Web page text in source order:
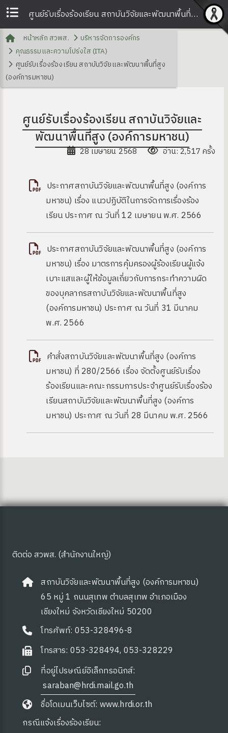
ศูนย์รับเรื่องร้องเรียน สถาบันวิจัยและพัฒนาพื้นที่สูง (องค์การมหาชน) | สวพส.
หน้าหลัก สวพส.
บริหารจัดการองค์กร
คุณธรรมและความโปร่งใส (ITA)
ศูนย์รับเรื่องร้องเรียน สถาบันวิจัยและพัฒนาพื้นที่สูง
(องค์การมหาชน)
ศูนย์รับเรื่องร้องเรียน สถาบันวิจัยและ
พัฒนาพื้นที่สูง (องค์การมหาชน)
28 เมษายน 2568 อ่าน: 2,517 ครั้ง
ประกาศสถาบันวิจัยและพัฒนาพื้นที่สูง (องค์การ
มหาชน) เรื่อง แนวปฏิบัติในการจัดการเรื่องร้อง
เรียน ประกาศ ณ วันที่ 12 เมษายน พ.ศ. 2566
ประกาศสถาบันวิจัยและพัฒนาพื้นที่สูง (องค์การ
มหาชน) เรื่อง มาตรการคุ้มครองผู้ร้องเรียนผู้แจ้ง
เบาะแสและผู้ให้ข้อมูลเกี่ยวกับการกระทำความผิด
ของบุคลากรสถาบันวิจัยและพัฒนาพื้นที่สูง
(องค์การมหาชน) ประกาศ ณ วันที่ 31 มีนาคม
พ.ศ. 2566
คำสั่งสถาบันวิจัยและพัฒนาพื้นที่สูง (องค์การ
มหาชน) ที่ 280/2566 เรื่อง จัดตั้งศูนย์รับเรื่อง
ร้องเรียนและคณะกรรมการประจำศูนย์รับเรื่องร้อง
เรียนสถาบันวิจัยและพัฒนาพื้นที่สูง (องค์การ
มหาชน) ประกาศ ณ วันที่ 28 มีนาคม พ.ศ. 2566
ติดต่อ สวพส. (สำนักงานใหญ่)
สถาบันวิจัยและพัฒนาพื้นที่สูง (องค์การมหาชน)
65 หมู่ 1 ถนนสุเทพ ตำบลสุเทพ อำเภอเมือง
เชียงใหม่ จังหวัดเชียงใหม่ 50200
โทรศัพท์: 053-328496-8
โทรสาร: 053-328494, 053-328229
ที่อยู่ไปรษณีย์อิเล็กทรอนิกส์:
saraban@hrdi.mail.go.th
ชื่อโดเมนเว็บไซต์: www.hrdi.or.th
กรณีแจ้งเรื่องร้องเรียน: